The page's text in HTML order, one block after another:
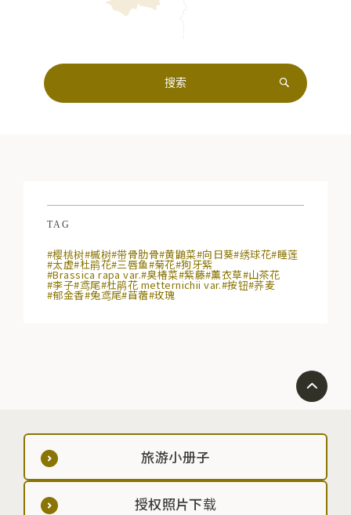
TAG
#樱桃树#槭树#带骨肋骨#黄鼬菜#向日葵#绣球花#睡莲
#太虚#杜鹃花#三唇鱼#菊花#狗牙紫
#Brassica rapa var.#臭椿菜#紫藤#薰衣草#山茶花
#李子#鸢尾#杜鹃花 metternichii var.#按钮#荞麦
#郁金香#兔鸢尾#苜蓿#玫瑰
旅游小册子
授权照片下载